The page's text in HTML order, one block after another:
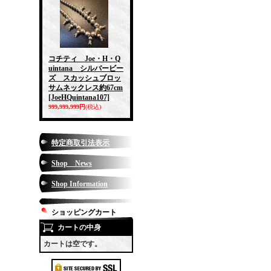
コチティ Joe・H・Q
uintana シルバービー
ズ スカッシュブロッ
サムネックレス約67cm
[JoeHQuintana107]
999,999,999円(税込)
特定商取引法表示
Shop News
Shop Information
ショッピングカート
カートの中身
カートは空です。